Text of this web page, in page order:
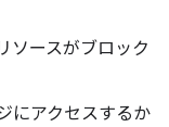
ソースがブロック
にアクセスするか